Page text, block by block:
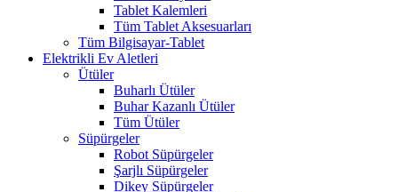
Tablet Kalemleri
Tüm Tablet Aksesuarları
Tüm Bilgisayar-Tablet
Elektrikli Ev Aletleri
Ütüler
Buharlı Ütüler
Buhar Kazanlı Ütüler
Tüm Ütüler
Süpürgeler
Robot Süpürgeler
Şarjlı Süpürgeler
Dikey Süpürgeler